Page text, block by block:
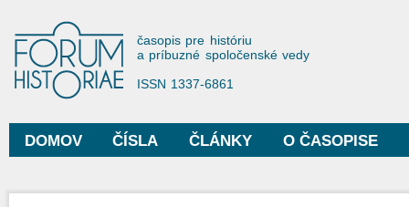
Forum Historiae
časopis pre históriu
a príbuzné spoločenské vedy
ISSN 1337-6861
Hlavné menu
DOMOV ČÍSLA ČLÁNKY O ČASOPISE